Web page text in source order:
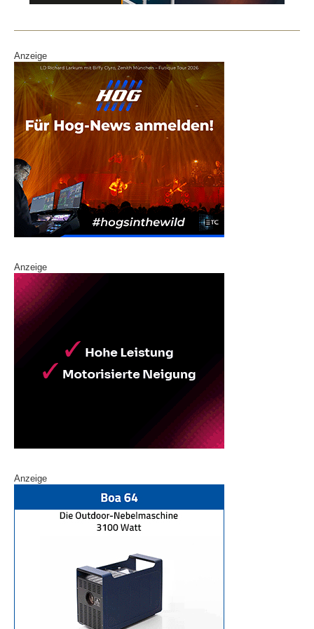
k
Anzeige
Anzeige
Anzeige